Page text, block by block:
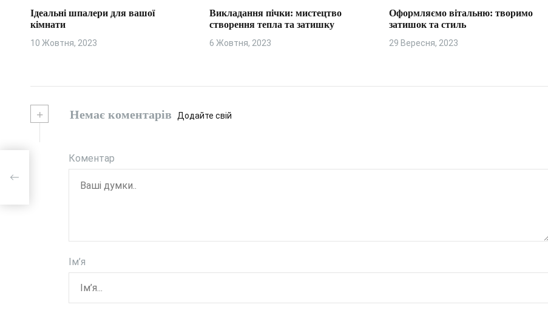
Ідеальні шпалери для вашої
кімнати
10 Жовтня, 2023
Викладання пічки: мистецтво
створення тепла та затишку
6 Жовтня, 2023
Оформляємо вітальню: творимо
затишок та стиль
29 Вересня, 2023
+ Немає коментарів Додайте свій
Коментар
Ім’я